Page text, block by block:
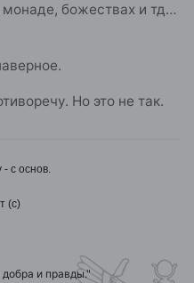
божествах и тд…
Но это не так.
- с основ.
(с)
и правды."